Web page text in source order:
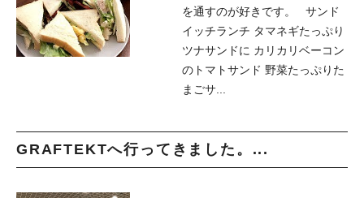
を通すのが好きです。 サンド
イッチランチ タマネギたっぷり
ツナサンドに カリカリベーコン
のトマトサンド 野菜たっぷりた
まごサ...
GRAFTEKTへ行ってきました。...